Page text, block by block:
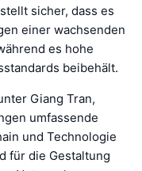
sicher, dass es
einer wachsenden
es hohe
beibehält.
Giang Tran,
umfassende
und Technologie
für die Gestaltung